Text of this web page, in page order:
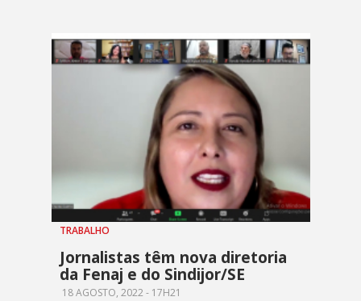
TRABALHO
Jornalistas têm nova diretoria
da Fenaj e do Sindijor/SE
18 AGOSTO, 2022 - 17H21